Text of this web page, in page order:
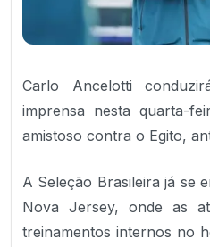
Carlo Ancelotti
imprensa nesta quarta-
amistoso contra o Egito,
A Seleção Brasileira já se
Nova Jersey, onde as
treinamentos internos no